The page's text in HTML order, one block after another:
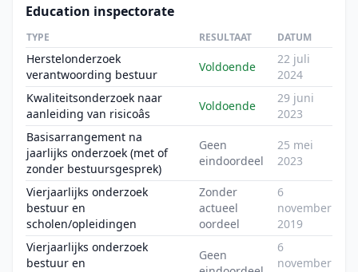
Education inspectorate
TYPE RESULTAAT DATUM
Herstelonderzoek
verantwoording bestuur
Voldoende
22 juli
2024
Kwaliteitsonderzoek naar
aanleiding van risicoâs
Voldoende
29 juni
2023
Basisarrangement na
jaarlijks onderzoek (met of
zonder bestuursgesprek)
Geen
eindoordeel
25 mei
2023
Vierjaarlijks onderzoek
bestuur en
scholen/opleidingen
Zonder
actueel
oordeel
6
november
2019
Vierjaarlijks onderzoek
bestuur en
Geen
6
november